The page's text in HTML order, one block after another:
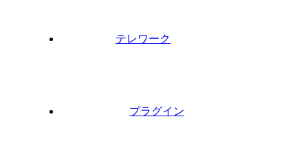
テレワーク
プラグイン